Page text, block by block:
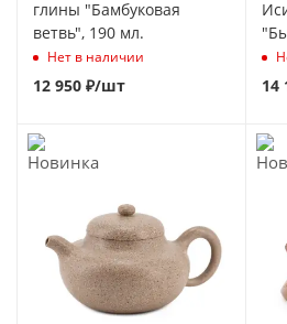
глины "Бамбуковая
ветвь", 190 мл.
Нет в наличии
12 950 ₽/шт 14